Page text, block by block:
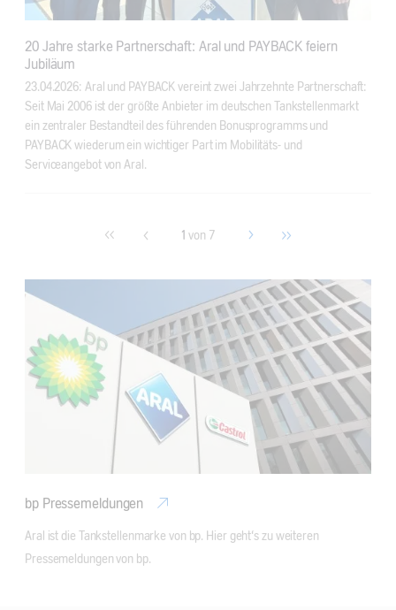
20 Jahre starke Partnerschaft: Aral und PAYBACK feiern
Jubiläum
23.04.2026: Aral und PAYBACK vereint zwei Jahrzehnte Partnerschaft:
Seit Mai 2006 ist der größte Anbieter im deutschen Tankstellenmarkt
ein zentraler Bestandteil des führenden Bonusprogramms und
PAYBACK wiederum ein wichtiger Part im Mobilitäts- und
Serviceangebot von Aral.
first previous 1von 7 next last
bp Pressemeldungen
Aral ist die Tankstellenmarke von bp. Hier geht‘s zu weiteren
Pressemeldungen von bp.